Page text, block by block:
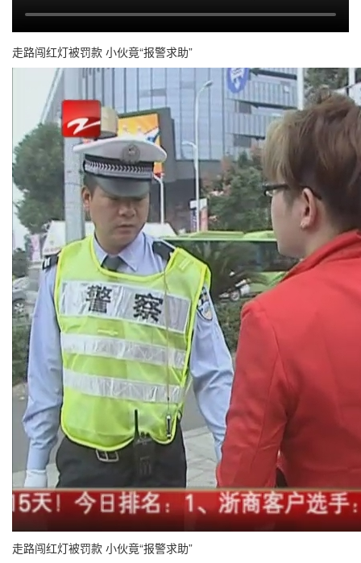
走路闯红灯被罚款 小伙竟“报警求助”
走路闯红灯被罚款 小伙竟“报警求助”